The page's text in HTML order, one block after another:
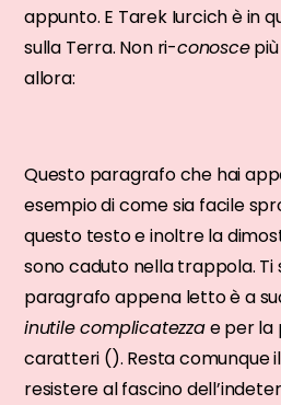
appunto. E Tarek Iurcich è in
sulla Terra. Non ri-conoscepiù
allora:
Questo paragrafo che hai
esempio di come sia facile
questo testo e inoltre la
sono caduto nella trappola. Ti
paragrafo appena letto è a
inutile complicatezzae per la
caratteri (). Resta comunque
resistere al fascino